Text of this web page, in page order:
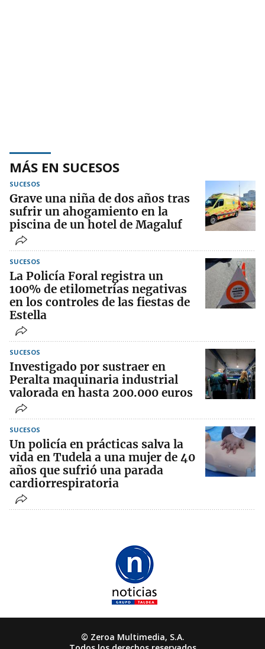
MÁS EN SUCESOS
SUCESOS
Grave una niña de dos años tras
sufrir un ahogamiento en la
piscina de un hotel de Magaluf
SUCESOS
La Policía Foral registra un
100% de etilometrías negativas
en los controles de las fiestas de
Estella
SUCESOS
Investigado por sustraer en
Peralta maquinaria industrial
valorada en hasta 200.000 euros
SUCESOS
Un policía en prácticas salva la
vida en Tudela a una mujer de 40
años que sufrió una parada
cardiorrespiratoria
© Zeroa Multimedia, S.A.